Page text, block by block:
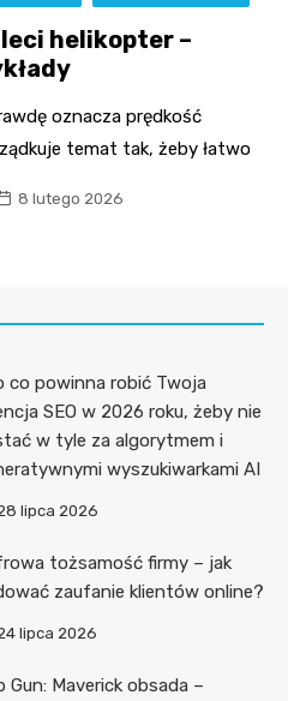
helikopter –
oznacza prędkość
temat tak, żeby łatwo
8 lutego 2026
co powinna robić Twoja
SEO w 2026 roku, żeby nie
w tyle za algorytmem i
wyszukiwarkami AI
lipca 2026
tożsamość firmy – jak
zaufanie klientów online?
lipca 2026
Gun: Maverick obsada –